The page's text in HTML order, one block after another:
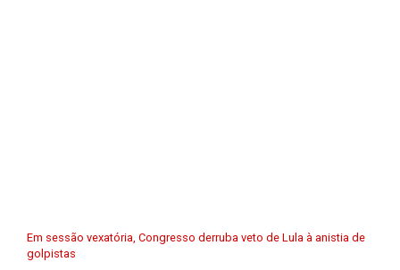
Em sessão vexatória, Congresso derruba veto de Lula à anistia de
golpistas